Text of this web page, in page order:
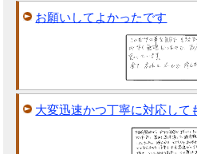
お願いしてよかったです
大変迅速かつ丁寧に対応して